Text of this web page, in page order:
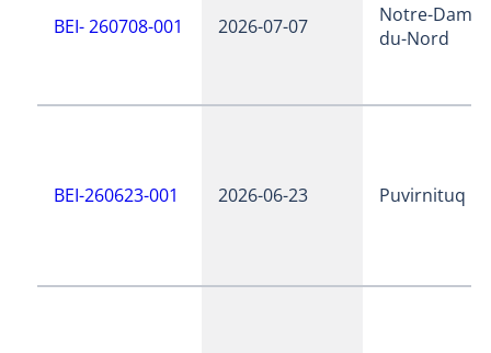
BEI- 260708-001 2026-07-07
Notre-Dame-
du-Nord
BEI-260623-001 2026-06-23 Puvirnituq